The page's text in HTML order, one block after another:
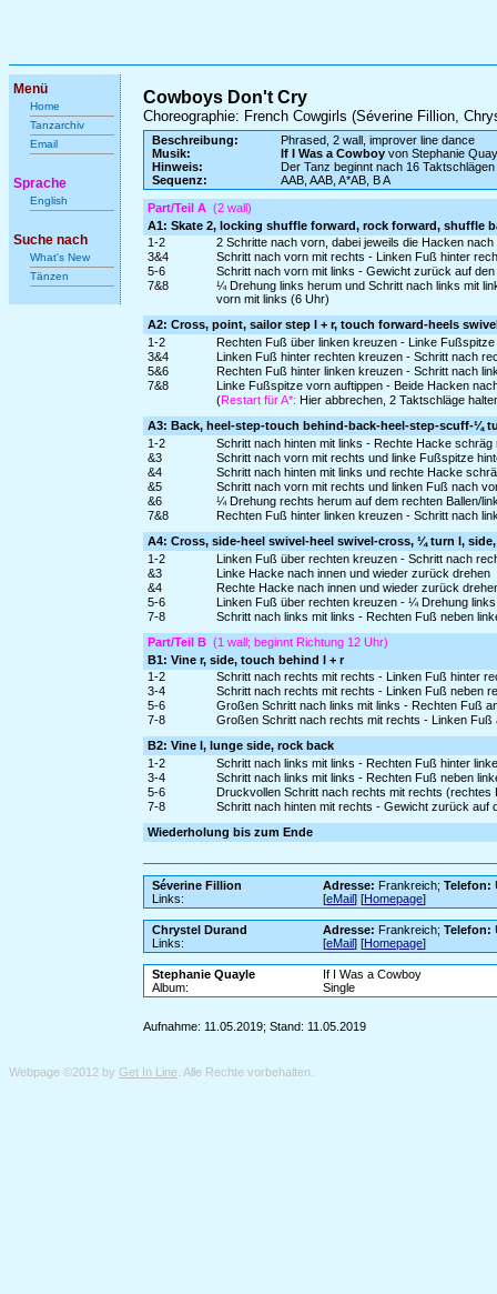
Menü
Home
Tanzarchiv
Email
Sprache
English
Suche nach
What's New
Tänzen
Cowboys Don't Cry
Choreographie: French Cowgirls (Séverine Fillion,
Beschreibung:
Phrased, 2 wall, improver line dance
Musik:
If I Was a Cowboyvon Stephanie
Hinweis:
Der Tanz beginnt nach 16 Taktschlägen
Sequenz:
AAB, AAB, A*AB, B A
Part/Teil A (2 wall)
A1: Skate 2, locking shuffle forward, rock forward, shuffle
1-2
2 Schritte nach vorn, dabei jeweils die Hacken
3&4
Schritt nach vorn mit rechts - Linken Fuß hinter
5-6
Schritt nach vorn mit links - Gewicht zurück auf
7&8
¼ Drehung links herum und Schritt nach links mit
vorn mit links (6 Uhr)
A2: Cross, point, sailor step l + r, touch forward-heels
1-2
Rechten Fuß über linken kreuzen - Linke Fußspitze
3&4
Linken Fuß hinter rechten kreuzen - Schritt nach
5&6
Rechten Fuß hinter linken kreuzen - Schritt nach
7&8
Linke Fußspitze vorn auftippen - Beide Hacken
(Restart für A*: Hier abbrechen, 2 Taktschläge
A3: Back, heel-step-touch behind-back-heel-step-scuff-¼
1-2
Schritt nach hinten mit links - Rechte Hacke schräg
&3
Schritt nach vorn mit rechts und linke Fußspitze
&4
Schritt nach hinten mit links und rechte Hacke
&5
Schritt nach vorn mit rechts und linken Fuß nach
&6
¼ Drehung rechts herum auf dem rechten Ballen/
7&8
Rechten Fuß hinter linken kreuzen - Schritt nach
A4: Cross, side-heel swivel-heel swivel-cross, ¼ turn l,
1-2
Linken Fuß über rechten kreuzen - Schritt nach
&3
Linke Hacke nach innen und wieder zurück drehen
&4
Rechte Hacke nach innen und wieder zurück
5-6
Linken Fuß über rechten kreuzen - ¼ Drehung
7-8
Schritt nach links mit links - Rechten Fuß neben
Part/Teil B (1 wall; beginnt Richtung 12 Uhr)
B1: Vine r, side, touch behind l + r
1-2
Schritt nach rechts mit rechts - Linken Fuß hinter
3-4
Schritt nach rechts mit rechts - Linken Fuß neben
5-6
Großen Schritt nach links mit links - Rechten Fuß
7-8
Großen Schritt nach rechts mit rechts - Linken
B2: Vine l, lunge side, rock back
1-2
Schritt nach links mit links - Rechten Fuß hinter
3-4
Schritt nach links mit links - Rechten Fuß neben
5-6
Druckvollen Schritt nach rechts mit rechts
7-8
Schritt nach hinten mit rechts - Gewicht zurück auf
Wiederholung bis zum Ende
Séverine Fillion Adresse: Frankreich;Telefon:
Links:
[eMail] [Homepage]
Chrystel Durand Adresse: Frankreich;Telefon:
Links:
[eMail] [Homepage]
Stephanie Quayle
If I Was a Cowboy
Album:
Single
Aufnahme: 11.05.2019; Stand: 11.05.2019
Webpage ©2012 by Get In Line . Alle Rechte vorbehalten.